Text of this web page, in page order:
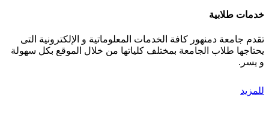
خدمات طلابية
تقدم جامعة دمنهور كافة الخدمات المعلوماتية و الإلكترونية التى
يحتاجها طلاب الجامعة بمختلف كلياتها من خلال الموقع بكل سهولة
و يسر.
للمزيد